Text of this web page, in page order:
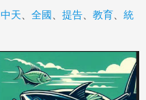
中天、 全國 、 提告、 教育、 統